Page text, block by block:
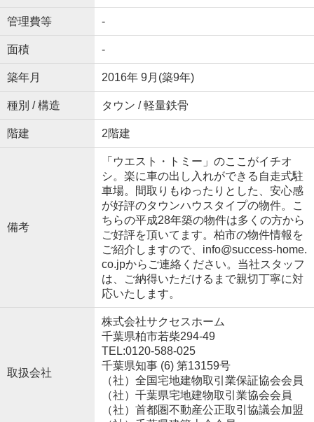
管理費等 -
面積 -
築年月 2016年 9月(築9年)
種別 / 構造 タウン / 軽量鉄骨
階建 2階建
備考
「ウエスト・トミー」のここがイチオ
シ。楽に車の出し入れができる自走式駐
車場。間取りもゆったりとした、安心感
が好評のタウンハウスタイプの物件。こ
ちらの平成28年築の物件は多くの方から
ご好評を頂いてます。柏市の物件情報を
ご紹介しますので、info@success-home.
co.jpからご連絡ください。当社スタッフ
は、ご納得いただけるまで親切丁寧に対
応いたします。
取扱会社
株式会社サクセスホーム
千葉県柏市若柴294-49
TEL:0120-588-025
千葉県知事 (6) 第13159号
（社）全国宅地建物取引業保証協会会員
（社）千葉県宅地建物取引業協会会員
（社）首都圏不動産公正取引協議会加盟